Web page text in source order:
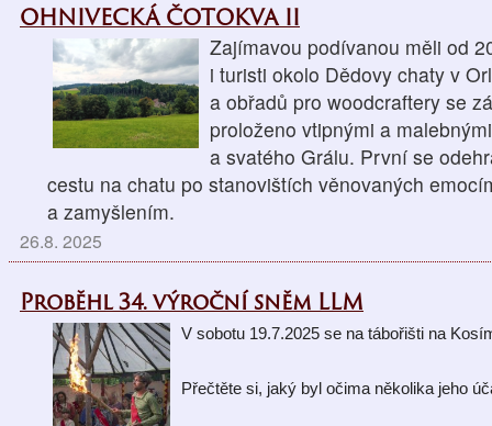
OHNIVECKÁ ČOTOKVA II
Zajímavou podívanou měli od
i turisti okolo Dědovy chaty v
a obřadů pro woodcraftery se
proloženo vtipnými a
a svatého Grálu. První se
cestu na chatu po stanovištích věnovaných
a zamyšlením.
26.8. 2025
Proběhl 34. výroční sněm LLM
V sobotu 19.7.2025 se na tábořišti na
Přečtěte si, jaký byl očima několika jeho